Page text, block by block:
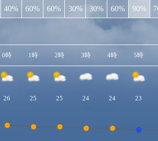
40% 60% 60% 30% 30% 60% 90%
0時 1時 2時 3時 4時 5時
26 25 25 24 24 23